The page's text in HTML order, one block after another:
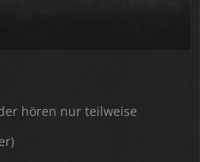
hören nur teilweise